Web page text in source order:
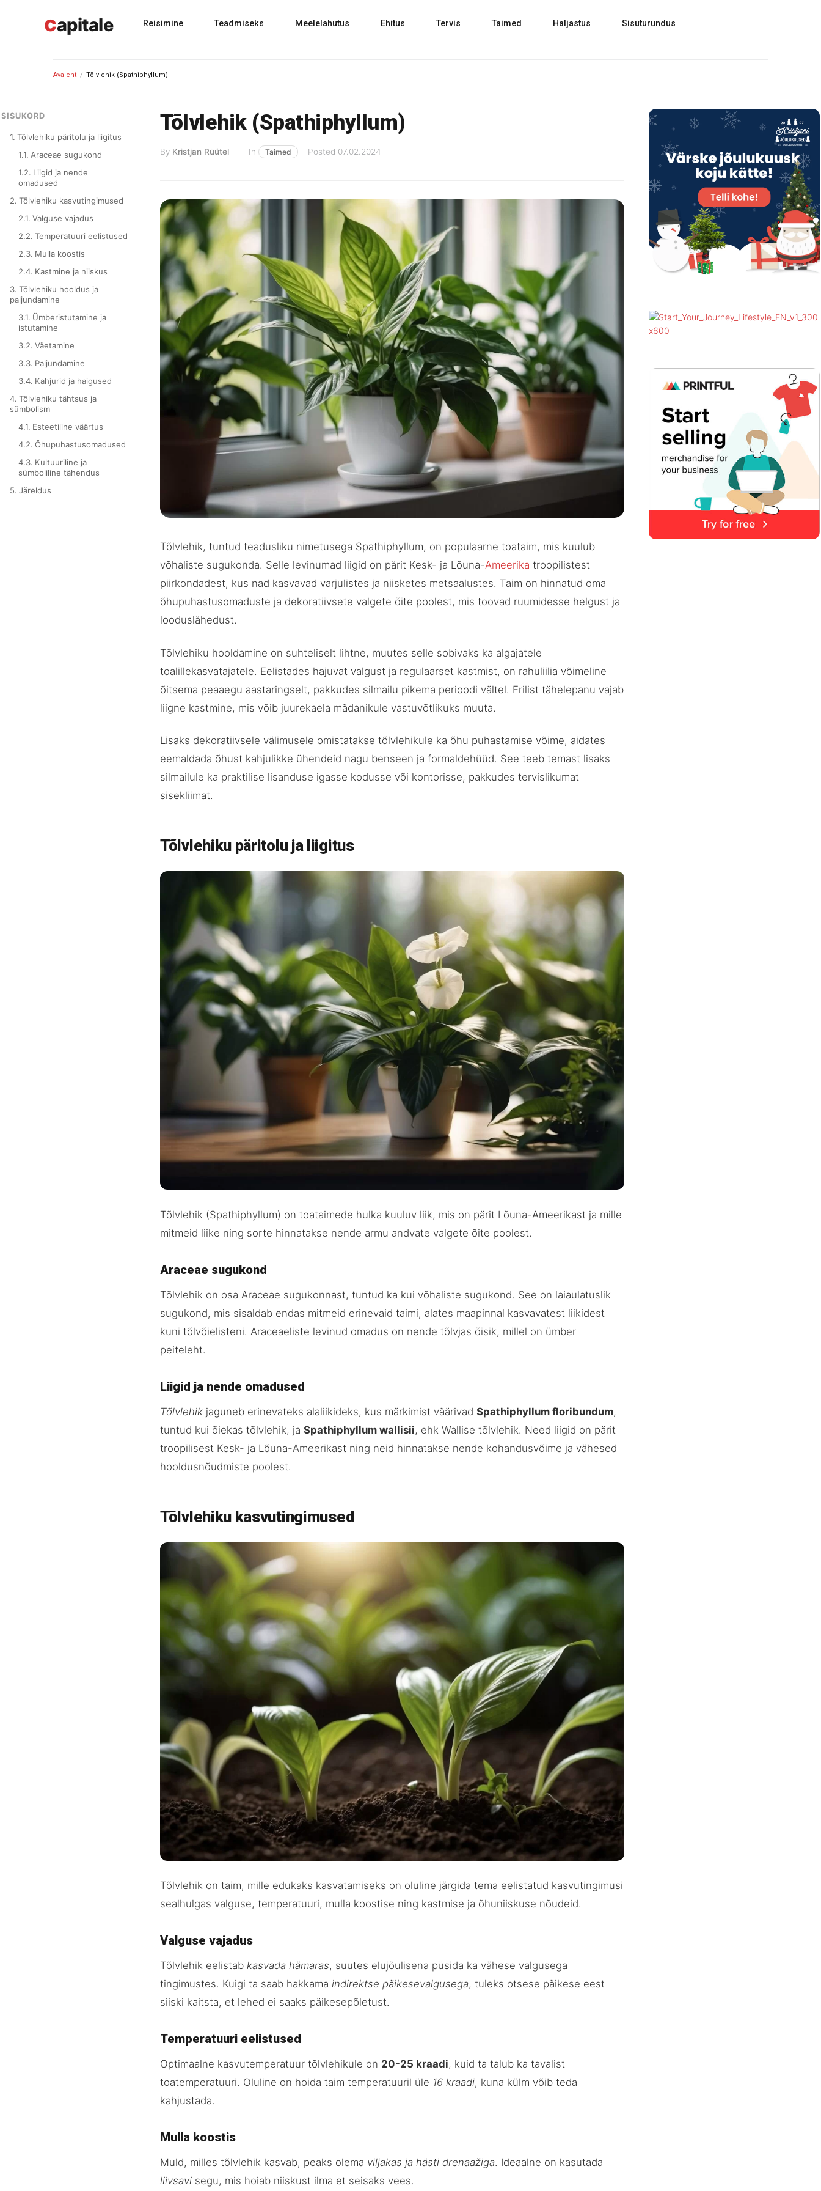
capitale Reisimine Teadmiseks Meelelahutus Ehitus Tervis Taimed Haljastus Sisuturundus
Avaleht / Tõlvlehik (Spathiphyllum)
SISUKORD
Tõlvlehiku päritolu ja liigitus
Araceae sugukond
Liigid ja nende
omadused
Tõlvlehiku kasvutingimused
Valguse vajadus
Temperatuuri eelistused
Mulla koostis
Kastmine ja niiskus
Tõlvlehiku hooldus ja
paljundamine
Ümberistutamine ja
istutamine
Väetamine
Paljundamine
Kahjurid ja haigused
Tõlvlehiku tähtsus ja
sümbolism
Esteetiline väärtus
Õhupuhastusomadused
Kultuuriline ja
sümboliline tähendus
Järeldus
Tõlvlehik (Spathiphyllum)
By Kristjan Rüütel In Taimed Posted 07.02.2024
Tõlvlehik, tuntud teadusliku nimetusega Spathiphyllum, on populaarne toataim, mis kuulub
võhaliste sugukonda. Selle levinumad liigid on pärit Kesk- ja Lõuna-Ameerika troopilistest
piirkondadest, kus nad kasvavad varjulistes ja niisketes metsaalustes. Taim on hinnatud oma
õhupuhastusomaduste ja dekoratiivsete valgete õite poolest, mis toovad ruumidesse helgust ja
looduslähedust.
Tõlvlehiku hooldamine on suhteliselt lihtne, muutes selle sobivaks ka algajatele
toalillekasvatajatele. Eelistades hajuvat valgust ja regulaarset kastmist, on rahuliilia võimeline
õitsema peaaegu aastaringselt, pakkudes silmailu pikema perioodi vältel. Erilist tähelepanu vajab
liigne kastmine, mis võib juurekaela mädanikule vastuvõtlikuks muuta.
Lisaks dekoratiivsele välimusele omistatakse tõlvlehikule ka õhu puhastamise võime, aidates
eemaldada õhust kahjulikke ühendeid nagu benseen ja formaldehüüd. See teeb temast lisaks
silmailule ka praktilise lisanduse igasse kodusse või kontorisse, pakkudes tervislikumat
sisekliimat.
Tõlvlehiku päritolu ja liigitus
Tõlvlehik (Spathiphyllum) on toataimede hulka kuuluv liik, mis on pärit Lõuna-Ameerikast ja mille
mitmeid liike ning sorte hinnatakse nende armu andvate valgete õite poolest.
Araceae sugukond
Tõlvlehik on osa Araceae sugukonnast, tuntud ka kui võhaliste sugukond. See on laiaulatuslik
sugukond, mis sisaldab endas mitmeid erinevaid taimi, alates maapinnal kasvavatest liikidest
kuni tõlvõielisteni. Araceaeliste levinud omadus on nende tõlvjas õisik, millel on ümber
peiteleht.
Liigid ja nende omadused
Tõlvlehik jaguneb erinevateks alaliikideks, kus märkimist väärivad Spathiphyllum floribundum,
tuntud kui õiekas tõlvlehik, ja Spathiphyllum wallisii, ehk Wallise tõlvlehik. Need liigid on pärit
troopilisest Kesk- ja Lõuna-Ameerikast ning neid hinnatakse nende kohandusvõime ja vähesed
hooldusnõudmiste poolest.
Tõlvlehiku kasvutingimused
Tõlvlehik on taim, mille edukaks kasvatamiseks on oluline järgida tema eelistatud kasvutingimusi
sealhulgas valguse, temperatuuri, mulla koostise ning kastmise ja õhuniiskuse nõudeid.
Valguse vajadus
Tõlvlehik eelistab kasvada hämaras, suutes elujõulisena püsida ka vähese valgusega
tingimustes. Kuigi ta saab hakkama indirektse päikesevalgusega, tuleks otsese päikese eest
siiski kaitsta, et lehed ei saaks päikesepõletust.
Temperatuuri eelistused
Optimaalne kasvutemperatuur tõlvlehikule on 20-25 kraadi, kuid ta talub ka tavalist
toatemperatuuri. Oluline on hoida taim temperatuuril üle 16 kraadi, kuna külm võib teda
kahjustada.
Mulla koostis
Muld, milles tõlvlehik kasvab, peaks olema viljakas ja hästi drenaažiga. Ideaalne on kasutada
liivsavi segu, mis hoiab niiskust ilma et seisaks vees.